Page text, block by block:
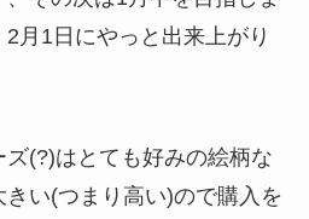
月1日にやっと出来上がり
(?)はとても好みの絵柄な
い(つまり高い)ので購入を